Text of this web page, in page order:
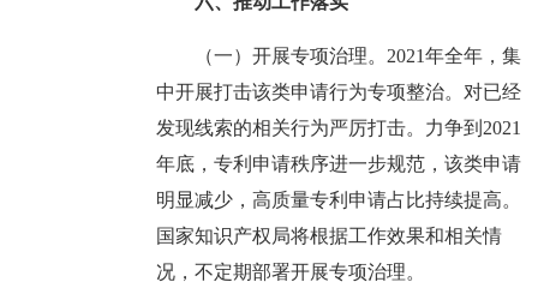
（一）开展专项治理。2021年全年，集
中开展打击该类申请行为专项整治。对已经
发现线索的相关行为严厉打击。力争到2021
年底，专利申请秩序进一步规范，该类申请
明显减少，高质量专利申请占比持续提高。
国家知识产权局将根据工作效果和相关情
况，不定期部署开展专项治理。